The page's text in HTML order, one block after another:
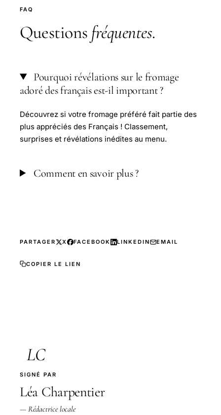
FAQ
Questions fréquentes.
Pourquoi révélations sur le fromage
adoré des français est-il important ?
Découvrez si votre fromage préféré fait partie des
plus appréciés des Français ! Classement,
surprises et révélations inédites au menu.
Comment en savoir plus ?
PARTAGER X FACEBOOK LINKEDIN EMAIL
COPIER LE LIEN
LC
SIGNÉ PAR
Léa Charpentier
— Rédactrice locale